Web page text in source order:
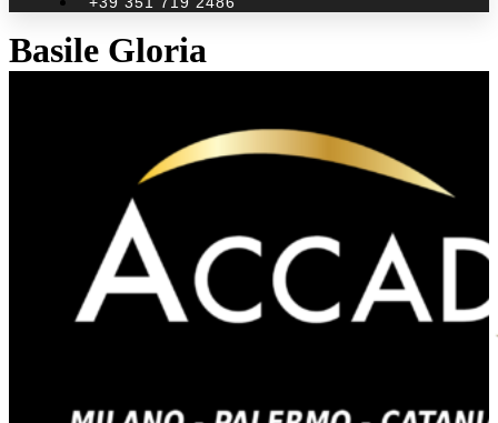
Basile Gloria